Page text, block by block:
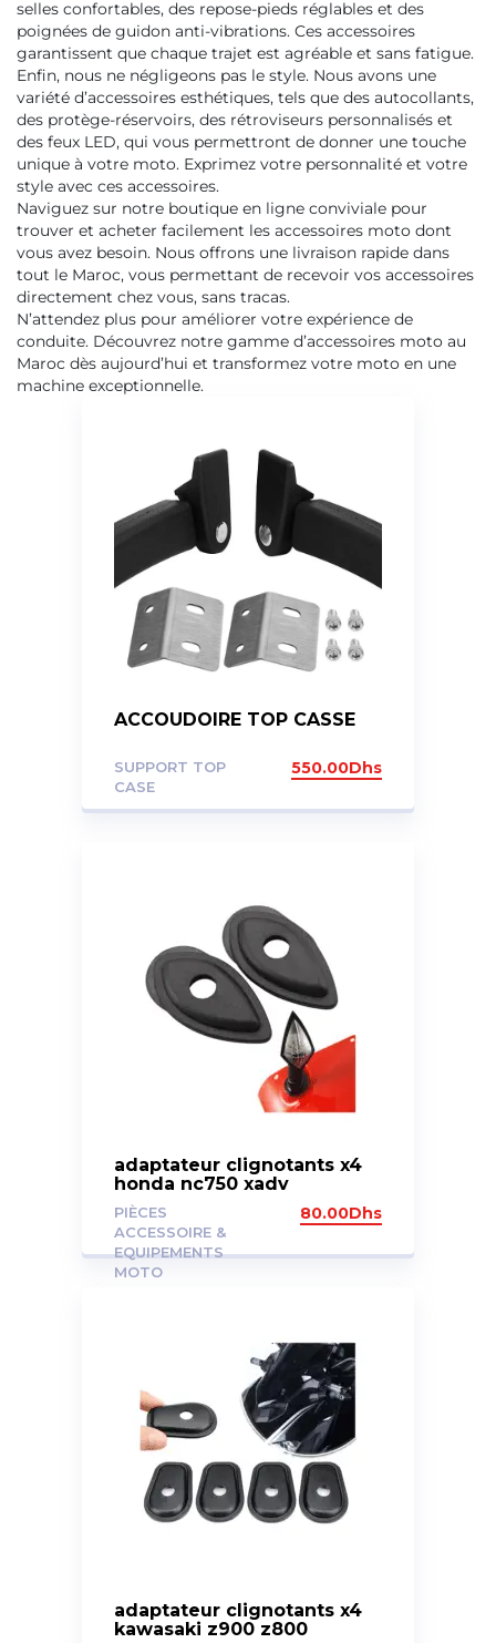
selles confortables, des repose-pieds réglables et des
poignées de guidon anti-vibrations. Ces accessoires
garantissent que chaque trajet est agréable et sans fatigue.
Enfin, nous ne négligeons pas le style. Nous avons une
variété d’accessoires esthétiques, tels que des autocollants,
des protège-réservoirs, des rétroviseurs personnalisés et
des feux LED, qui vous permettront de donner une touche
unique à votre moto. Exprimez votre personnalité et votre
style avec ces accessoires.
Naviguez sur notre boutique en ligne conviviale pour
trouver et acheter facilement les accessoires moto dont
vous avez besoin. Nous offrons une livraison rapide dans
tout le Maroc, vous permettant de recevoir vos accessoires
directement chez vous, sans tracas.
N’attendez plus pour améliorer votre expérience de
conduite. Découvrez notre gamme d’accessoires moto au
Maroc dès aujourd’hui et transformez votre moto en une
machine exceptionnelle.
ACCOUDOIRE TOP CASSE
SUPPORT TOP
CASE
550.00Dhs
adaptateur clignotants x4
honda nc750 xadv
PIÈCES
ACCESSOIRE &
EQUIPEMENTS
MOTO
80.00Dhs
adaptateur clignotants x4
kawasaki z900 z800